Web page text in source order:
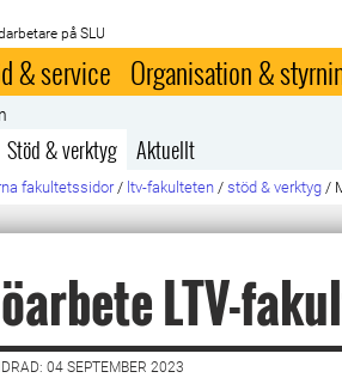
på SLU
& service Organisation &
Stöd & verktyg Aktuellt
fakultetssidor / ltv-fakulteten / stöd & verktyg /
LTV-
04 SEPTEMBER 2023